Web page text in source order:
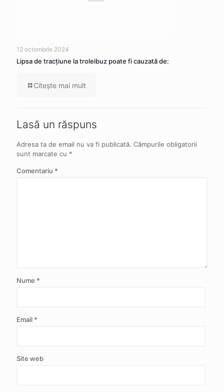
12 octombrie 2024
Lipsa de tracţiune la troleibuz poate fi cauzată de:
Citeşte mai mult
Lasă un răspuns
Adresa ta de email nu va fi publicată. Câmpurile obligatorii
sunt marcate cu *
Comentariu *
Nume *
Email *
Site web